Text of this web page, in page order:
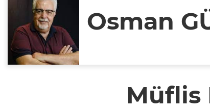
Osman
Müflis